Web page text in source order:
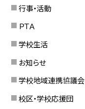
行事・活動
ＰＴＡ
学校生活
お知らせ
学校地域連携協議会
校区・学校応援団